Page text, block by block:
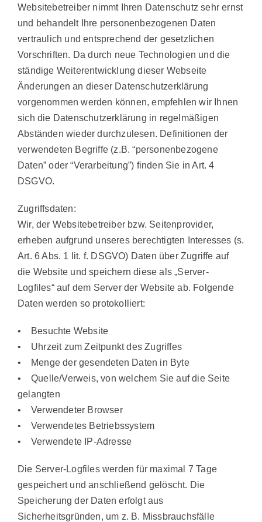
Websitebetreiber nimmt Ihren Datenschutz sehr ernst
und behandelt Ihre personenbezogenen Daten
vertraulich und entsprechend der gesetzlichen
Vorschriften. Da durch neue Technologien und die
ständige Weiterentwicklung dieser Webseite
Änderungen an dieser Datenschutzerklärung
vorgenommen werden können, empfehlen wir Ihnen
sich die Datenschutzerklärung in regelmäßigen
Abständen wieder durchzulesen. Definitionen der
verwendeten Begriffe (z.B. “personenbezogene
Daten” oder “Verarbeitung”) finden Sie in Art. 4
DSGVO.
Zugriffsdaten:
Wir, der Websitebetreiber bzw. Seitenprovider,
erheben aufgrund unseres berechtigten Interesses (s.
Art. 6 Abs. 1 lit. f. DSGVO) Daten über Zugriffe auf
die Website und speichern diese als „Server-
Logfiles“ auf dem Server der Website ab. Folgende
Daten werden so protokolliert:
• Besuchte Website
• Uhrzeit zum Zeitpunkt des Zugriffes
• Menge der gesendeten Daten in Byte
• Quelle/Verweis, von welchem Sie auf die Seite
gelangten
• Verwendeter Browser
• Verwendetes Betriebssystem
• Verwendete IP-Adresse
Die Server-Logfiles werden für maximal 7 Tage
gespeichert und anschließend gelöscht. Die
Speicherung der Daten erfolgt aus
Sicherheitsgründen, um z. B. Missbrauchsfälle